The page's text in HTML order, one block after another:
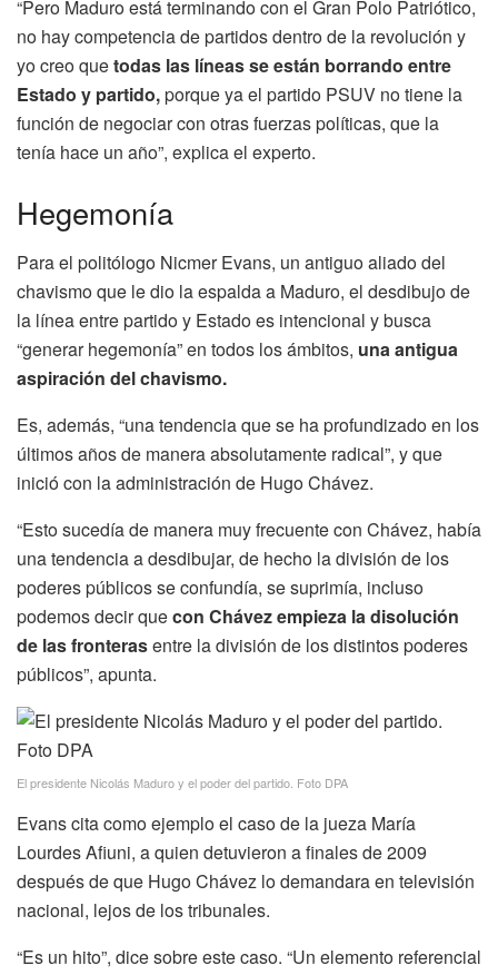
“Pero Maduro está terminando con el Gran Polo Patriótico,
no hay competencia de partidos dentro de la revolución y
yo creo quetodas las líneas se están borrando entre
Estado y partido,porque ya el partido PSUV no tiene la
función de negociar con otras fuerzas políticas, que la
tenía hace un año”, explica el experto.
Hegemonía
Para el politólogo Nicmer Evans, un antiguo aliado del
chavismo que le dio la espalda a Maduro, el desdibujo de
la línea entre partido y Estado es intencional y busca
“generar hegemonía” en todos los ámbitos, una antigua
aspiración del chavismo.
Es, además, “una tendencia que se ha profundizado en los
últimos años de manera absolutamente radical”, y que
inició con la administración de Hugo Chávez.
“Esto sucedía de manera muy frecuente con Chávez, había
una tendencia a desdibujar, de hecho la división de los
poderes públicos se confundía, se suprimía, incluso
podemos decir quecon Chávez empieza la disolución
de las fronterasentre la división de los distintos poderes
públicos”, apunta.
El presidente Nicolás Maduro y el poder del partido. Foto DPA
Evans cita como ejemplo el caso de la jueza María
Lourdes Afiuni, a quien detuvieron a finales de 2009
después de que Hugo Chávez lo demandara en televisión
nacional, lejos de los tribunales.
“Es un hito”, dice sobre este caso. “Un elemento referencial